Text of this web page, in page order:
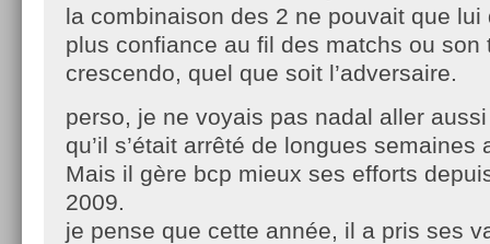
la combinaison des 2 ne pouvait que lui
plus confiance au fil des matchs ou son
crescendo, quel que soit l’adversaire.
perso, je ne voyais pas nadal aller
qu’il s’était arrêté de longues semaines
Mais il gère bcp mieux ses efforts
2009.
je pense que cette année, il a pris ses